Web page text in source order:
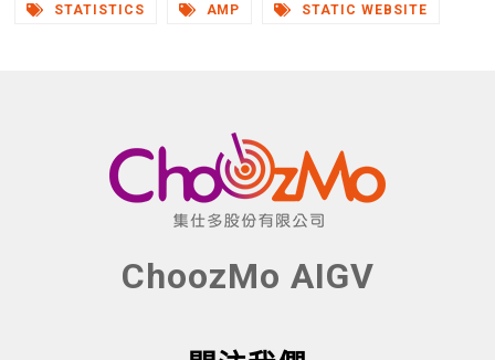
STATISTICS AMP STATIC WEBSITE
ChoozMo AIGV